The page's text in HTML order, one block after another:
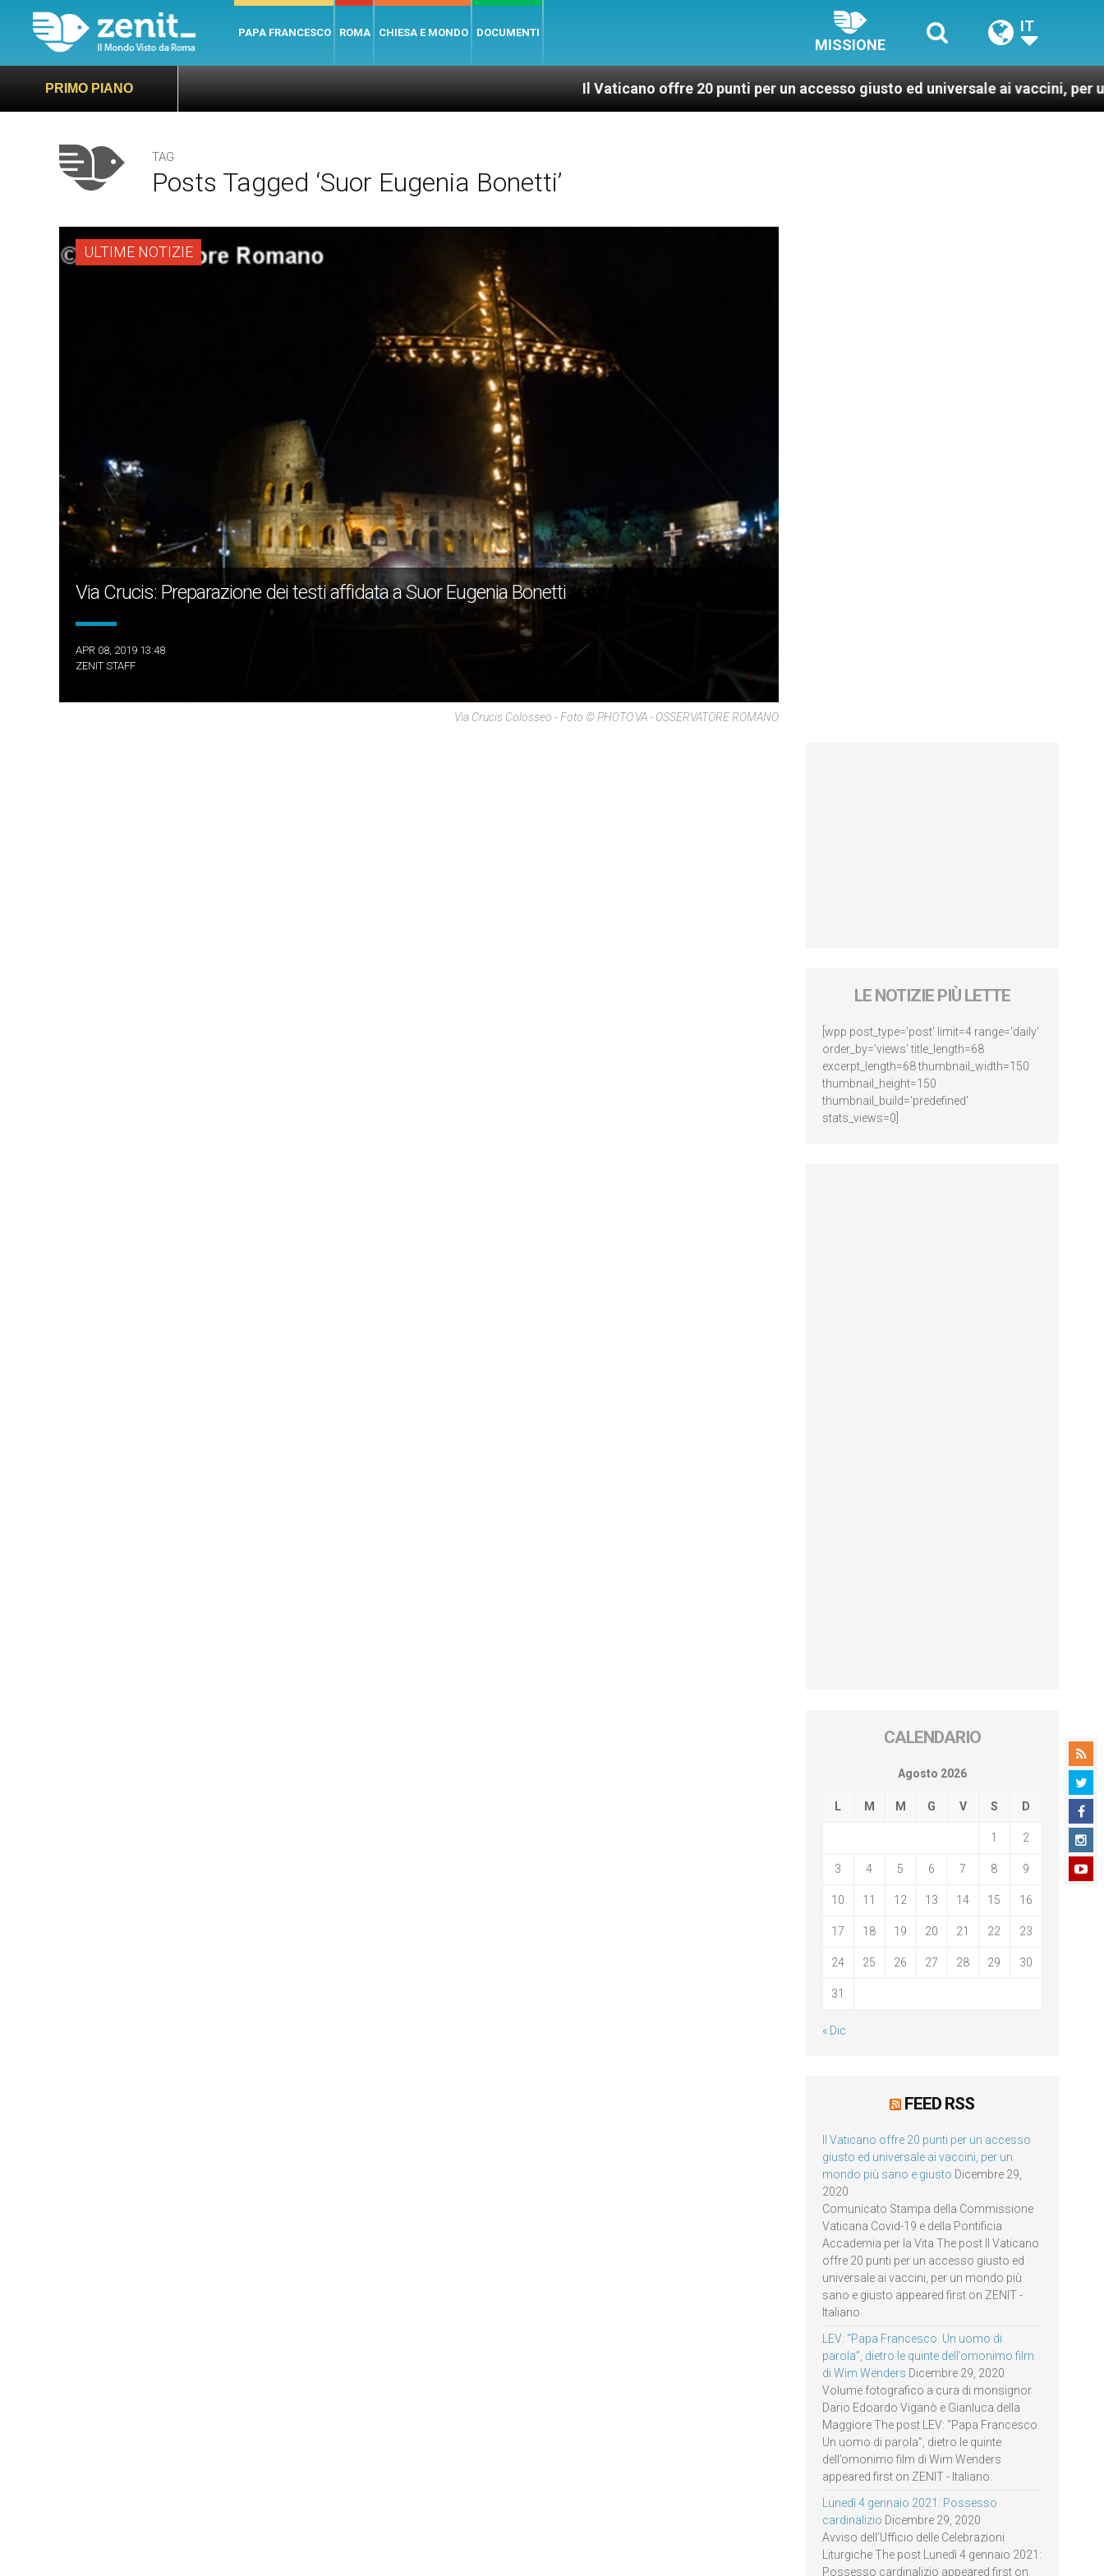
PAPA FRANCESCO ROMA CHIESA E MONDO DOCUMENTI
MISSIONE
IT
PRIMO PIANO Il Vaticano offre 20 punti per un accesso giusto ed universale ai vaccini, per un mondo più
TAG
Posts Tagged ‘Suor Eugenia Bonetti’
ULTIME NOTIZIE
Via Crucis: Preparazione dei testi affidata a Suor Eugenia Bonetti
APR 08, 2019 13:48
ZENIT STAFF
Via Crucis Colosseo - Foto © PHOTO.VA - OSSERVATORE ROMANO
LE NOTIZIE PIÙ LETTE
[wpp post_type='post' limit=4 range='daily'
order_by='views' title_length=68
excerpt_length=68 thumbnail_width=150
thumbnail_height=150
thumbnail_build='predefined'
stats_views=0]
CALENDARIO
Agosto 2026
L M M G V S D
1 2
3 4 5 6 7 8 9
10 11 12 13 14 15 16
17 18 19 20 21 22 23
24 25 26 27 28 29 30
31
« Dic
FEED RSS
Il Vaticano offre 20 punti per un accesso
giusto ed universale ai vaccini, per un
mondo più sano e giusto Dicembre 29,
2020
Comunicato Stampa della Commissione
Vaticana Covid-19 e della Pontificia
Accademia per la Vita The post Il Vaticano
offre 20 punti per un accesso giusto ed
universale ai vaccini, per un mondo più
sano e giusto appeared first on ZENIT -
Italiano.
LEV: “Papa Francesco. Un uomo di
parola”, dietro le quinte dell’omonimo film
di Wim Wenders Dicembre 29, 2020
Volume fotografico a cura di monsignor
Dario Edoardo Viganò e Gianluca della
Maggiore The post LEV: “Papa Francesco.
Un uomo di parola”, dietro le quinte
dell’omonimo film di Wim Wenders
appeared first on ZENIT - Italiano.
Lunedì 4 gennaio 2021: Possesso
cardinalizio Dicembre 29, 2020
Avviso dell’Ufficio delle Celebrazioni
Liturgiche The post Lunedì 4 gennaio 2021:
Possesso cardinalizio appeared first on